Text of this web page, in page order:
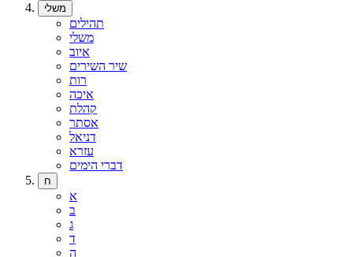
משלי
תהילים
משלי
איוב
שיר השירים
רות
איכה
קהלת
אסתר
דניאל
עזרא
דברי הימים
ח
א
ב
ג
ד
ה